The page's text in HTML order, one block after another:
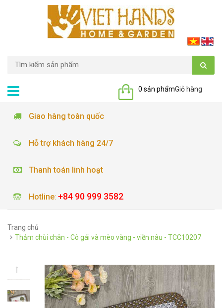
Giỏ hàng
0 sản phẩm
Giao hàng toàn quốc
Hỗ trợ khách hàng 24/7
Thanh toán linh hoạt
Hotline: +84 90 999 3582
Trang chủ
Thảm chùi chân - Cô gái và mèo vàng - viền nâu - TCC10207